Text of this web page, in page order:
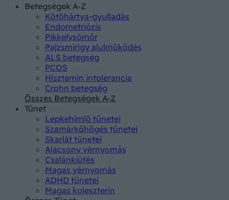
Betegségek A-Z
Kötőhártya-gyulladás
Endometriózis
Pikkelysömör
Pajzsmirigy alulműködés
ALS betegség
PCOS
Hisztamin intolerancia
Crohn betegség
Összes Betegségek A-Z
Tünet
Lepkehimlő tünetei
Szamárköhögés tünetei
Skarlát tünetei
Alacsony vérnyomás
Csalánkiütés
Magas vérnyomás
ADHD tünetei
Magas koleszterin